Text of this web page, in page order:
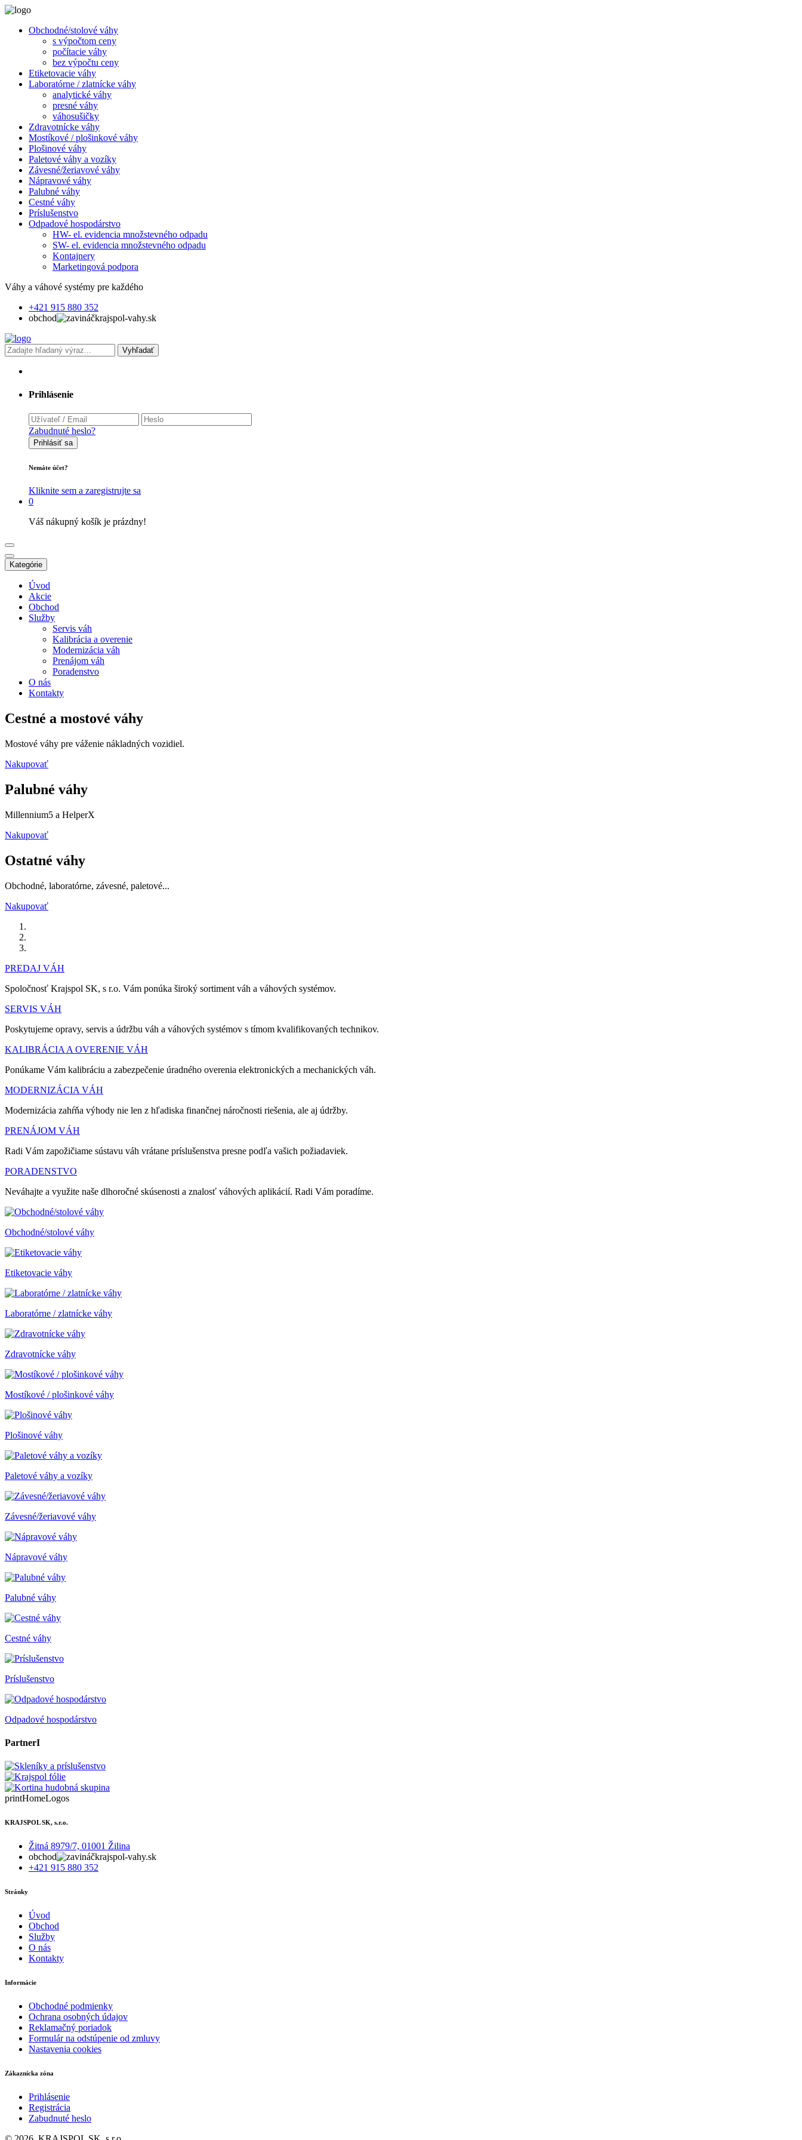
Obchodné/stolové váhy
s výpočtom ceny
počítacie váhy
bez výpočtu ceny
Etiketovacie váhy
Laboratórne / zlatnícke váhy
analytické váhy
presné váhy
váhosušičky
Zdravotnícke váhy
Mostíkové / plošinkové váhy
Plošinové váhy
Paletové váhy a vozíky
Závesné/žeriavové váhy
Nápravové váhy
Palubné váhy
Cestné váhy
Príslušenstvo
Odpadové hospodárstvo
HW- el. evidencia množstevného odpadu
SW- el. evidencia množstevného odpadu
Kontajnery
Marketingová podpora
Váhy a váhové systémy pre každého
+421 915 880 352
obchod
krajspol-vahy.sk
Vyhľadať
Prihlásenie
Zabudnuté heslo?
Prihlásiť sa
Nemáte účet?
Kliknite sem a zaregistrujte sa
0
Váš nákupný košík je prázdny!
Kategórie
Úvod
Akcie
Obchod
Služby
Servis váh
Kalibrácia a overenie
Modernizácia váh
Prenájom váh
Poradenstvo
O nás
Kontakty
Cestné a mostové váhy
Mostové váhy pre váženie nákladných vozidiel.
Nakupovať
Palubné váhy
Millennium5 a HelperX
Nakupovať
Ostatné váhy
Obchodné, laboratórne, závesné, paletové...
Nakupovať
PREDAJ VÁH
Spoločnosť Krajspol SK, s r.o. Vám ponúka široký sortiment váh a váhových systémov.
SERVIS VÁH
Poskytujeme opravy, servis a údržbu váh a váhových systémov s tímom kvalifikovaných technikov.
KALIBRÁCIA A OVERENIE VÁH
Ponúkame Vám kalibráciu a zabezpečenie úradného overenia elektronických a mechanických váh.
MODERNIZÁCIA VÁH
Modernizácia zahŕňa výhody nie len z hľadiska finančnej náročnosti riešenia, ale aj údržby.
PRENÁJOM VÁH
Radi Vám zapožičiame sústavu váh vrátane príslušenstva presne podľa vašich požiadaviek.
PORADENSTVO
Neváhajte a využite naše dlhoročné skúsenosti a znalosť váhových aplikácií. Radi Vám poradíme.
Obchodné/stolové váhy
Etiketovacie váhy
Laboratórne / zlatnícke váhy
Zdravotnícke váhy
Mostíkové / plošinkové váhy
Plošinové váhy
Paletové váhy a vozíky
Závesné/žeriavové váhy
Nápravové váhy
Palubné váhy
Cestné váhy
Príslušenstvo
Odpadové hospodárstvo
PartnerI
printHomeLogos
KRAJSPOL SK, s.r.o.
Žitná 8979/7, 01001 Žilina
obchod
krajspol-vahy.sk
+421 915 880 352
Stránky
Úvod
Obchod
Služby
O nás
Kontakty
Informácie
Obchodné podmienky
Ochrana osobných údajov
Reklamačný poriadok
Formulár na odstúpenie od zmluvy
Nastavenia cookies
Zákaznícka zóna
Prihlásenie
Registrácia
Zabudnuté heslo